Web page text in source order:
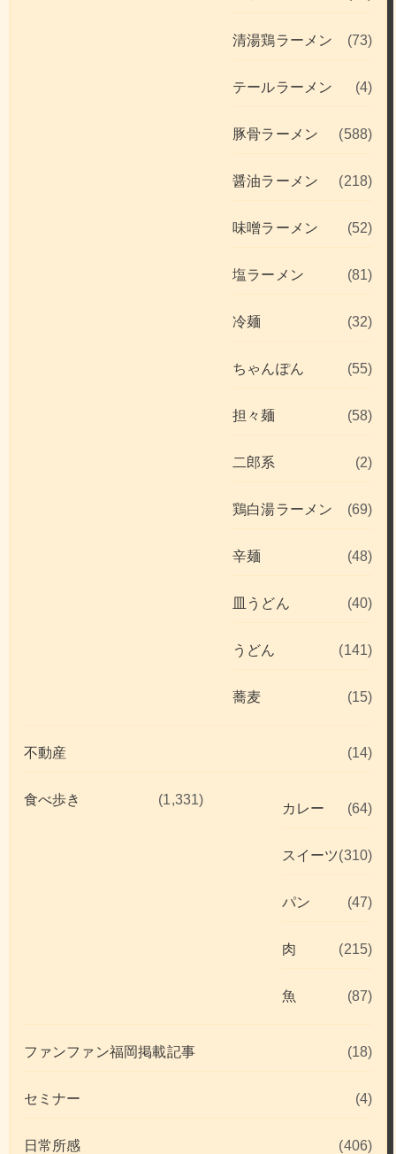
清湯鶏ラーメン (73)
テールラーメン (4)
豚骨ラーメン (588)
醤油ラーメン (218)
味噌ラーメン (52)
塩ラーメン (81)
冷麺 (32)
ちゃんぽん (55)
担々麺 (58)
二郎系 (2)
鶏白湯ラーメン (69)
辛麺 (48)
皿うどん (40)
うどん (141)
蕎麦 (15)
不動産 (14)
食べ歩き (1,331)
カレー (64)
スイーツ(310)
パン (47)
肉 (215)
魚 (87)
ファンファン福岡掲載記事 (18)
セミナー (4)
日常所感 (406)